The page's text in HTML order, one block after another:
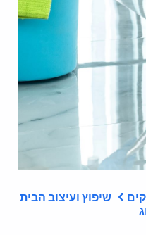
שיפוץ ועיצוב הבית